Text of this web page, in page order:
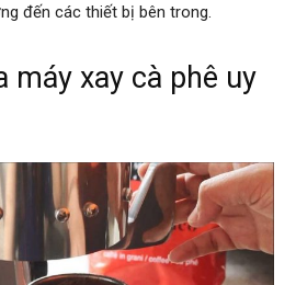
đến các thiết bị bên trong.
máy xay cà phê uy